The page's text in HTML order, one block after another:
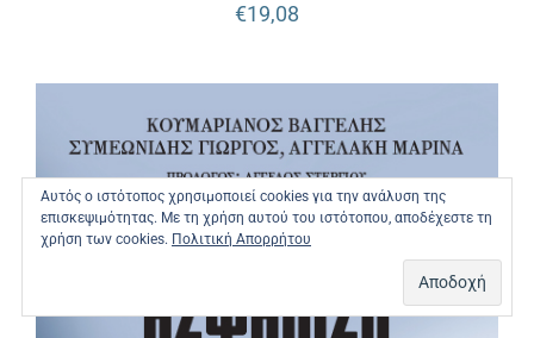
€19,08
Αυτός ο ιστότοπος χρησιμοποιεί cookies για την ανάλυση της
επισκεψιμότητας. Με τη χρήση αυτού του ιστότοπου, αποδέχεστε τη
χρήση των cookies. Πολιτική Απορρήτου